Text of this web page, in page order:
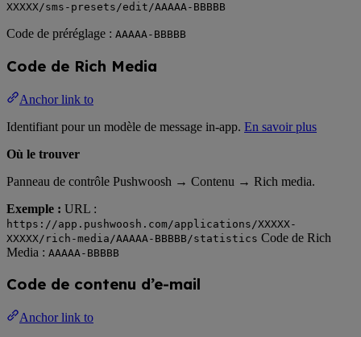
XXXXX/sms-presets/edit/AAAAA-BBBBB
Code de préréglage : AAAAA-BBBBB
Code de Rich Media
Anchor link to
Identifiant pour un modèle de message in-app. En savoir plus
Où le trouver
Panneau de contrôle Pushwoosh → Contenu → Rich media.
Exemple : URL :
https://app.pushwoosh.com/applications/XXXXX-
XXXXX/rich-media/AAAAA-BBBBB/statistics Code de Rich
Media : AAAAA-BBBBB
Code de contenu d’e-mail
Anchor link to